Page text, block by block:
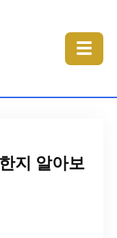
☰
지 알아보